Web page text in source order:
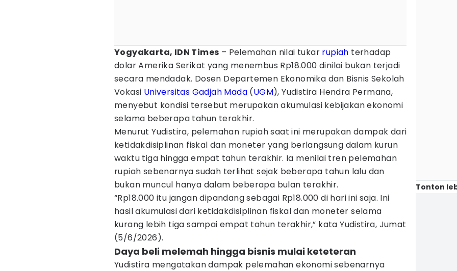
Yogyakarta, IDN Times – Pelemahan nilai tukar rupiah terhadap
dolar Amerika Serikat yang menembus Rp18.000 dinilai bukan terjadi
secara mendadak. Dosen Departemen Ekonomika dan Bisnis Sekolah
Vokasi Universitas Gadjah Mada (UGM), Yudistira Hendra Permana,
menyebut kondisi tersebut merupakan akumulasi kebijakan ekonomi
selama beberapa tahun terakhir.
Menurut Yudistira, pelemahan rupiah saat ini merupakan dampak dari
ketidakdisiplinan fiskal dan moneter yang berlangsung dalam kurun
waktu tiga hingga empat tahun terakhir. Ia menilai tren pelemahan
rupiah sebenarnya sudah terlihat sejak beberapa tahun lalu dan
bukan muncul hanya dalam beberapa bulan terakhir.
“Rp18.000 itu jangan dipandang sebagai Rp18.000 di hari ini saja. Ini
hasil akumulasi dari ketidakdisiplinan fiskal dan moneter selama
kurang lebih tiga sampai empat tahun terakhir,” kata Yudistira, Jumat
(5/6/2026).
Daya beli melemah hingga bisnis mulai keteteran
Yudistira mengatakan dampak pelemahan ekonomi sebenarnya
Tonton